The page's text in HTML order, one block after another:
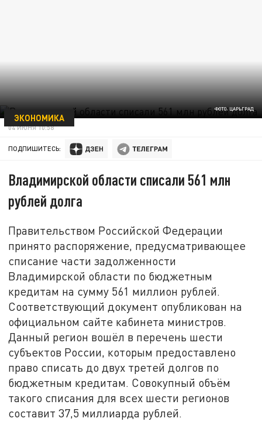
ФОТО: ЦАРЬГРАД
ЭКОНОМИКА
04 ИЮНЯ 10:58
ПОДПИШИТЕСЬ:
Владимирской области списали 561 млн
рублей долга
Правительством Российской Федерации
принято распоряжение, предусматривающее
списание части задолженности
Владимирской области по бюджетным
кредитам на сумму 561 миллион рублей.
Соответствующий документ опубликован на
официальном сайте кабинета министров.
Данный регион вошёл в перечень шести
субъектов России, которым предоставлено
право списать до двух третей долгов по
бюджетным кредитам. Совокупный объём
такого списания для всех шести регионов
составит 37,5 миллиарда рублей.